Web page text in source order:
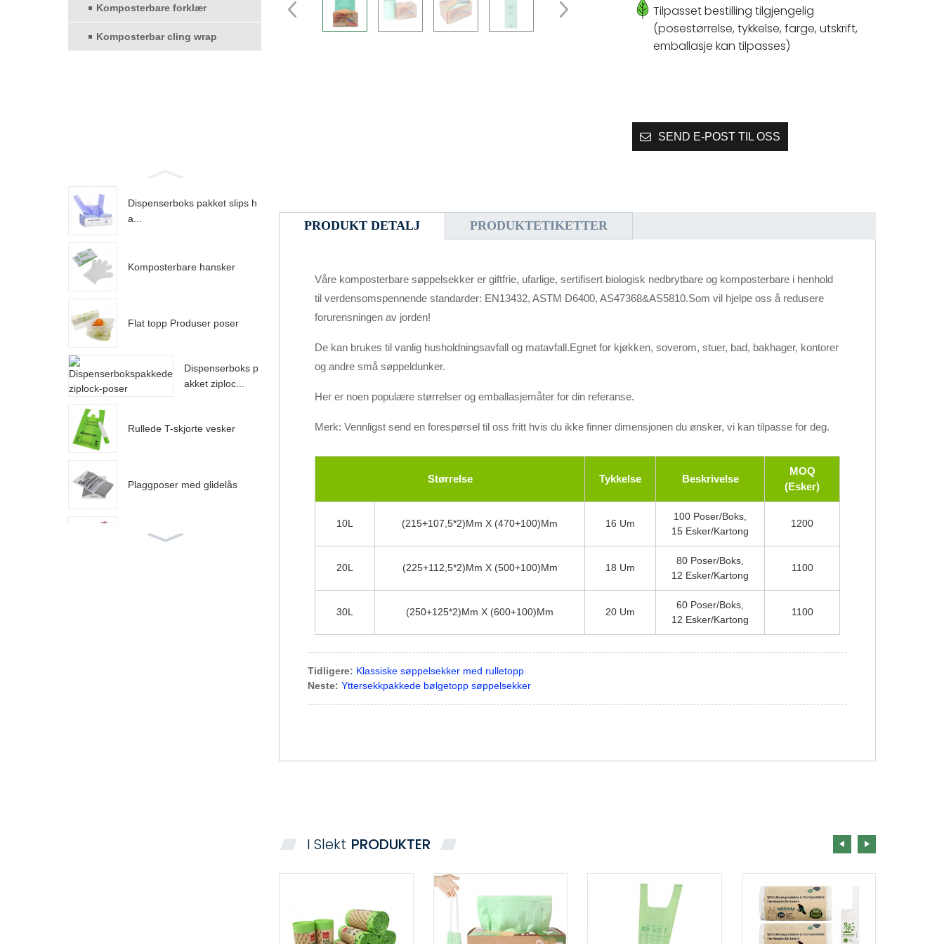
Komposterbare forklær
Komposterbar cling wrap
Dispenserboks pakket slips h
a...
Komposterbare hansker
Flat topp Produser poser
Dispenserboks p
akket ziploc...
Rullede T-skjorte vesker
Plaggposer med glidelås
Fargede postposer
Tilpasset bestilling tilgjengelig
(posestørrelse, tykkelse, farge, utskrift,
emballasje kan tilpasses)
SEND E-POST TIL OSS
PRODUKT DETALJ PRODUKTETIKETTER
Våre komposterbare søppelsekker er giftfrie, ufarlige, sertifisert biologisk nedbrytbare og komposterbare i henhold
til verdensomspennende standarder: EN13432, ASTM D6400, AS47368&AS5810.Som vil hjelpe oss å redusere
forurensningen av jorden!
De kan brukes til vanlig husholdningsavfall og matavfall.Egnet for kjøkken, soverom, stuer, bad, bakhager, kontorer
og andre små søppeldunker.
Her er noen populære størrelser og emballasjemåter for din referanse.
Merk: Vennligst send en forespørsel til oss fritt hvis du ikke finner dimensjonen du ønsker, vi kan tilpasse for deg.
Størrelse Tykkelse Beskrivelse
MOQ
(Esker)
10L (215+107,5*2)mm X (470+100)mm 16 Um
100 Poser/boks,
15 Esker/kartong
1200
20L (225+112,5*2)mm X (500+100)mm 18 Um
80 Poser/boks,
12 Esker/kartong
1100
30L (250+125*2)mm X (600+100)mm 20 Um
60 Poser/boks,
12 Esker/kartong
1100
Tidligere: Klassiske søppelsekker med rulletopp
Neste: Yttersekkpakkede bølgetopp søppelsekker
I Slekt PRODUKTER